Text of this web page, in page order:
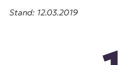
Stand: 12.03.2019